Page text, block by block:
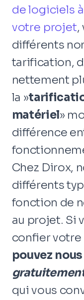
de logiciels
votre projet,
différents
tarification,
nettement
la »
matériel»
différence
Chez Dirox,
différents
fonction de
au projet. Si
confier
pouvez
qui vous